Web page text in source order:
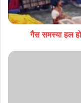
गैस समस्या हल